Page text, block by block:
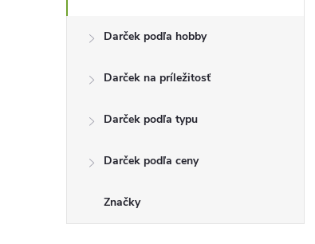
n
Darček podľa hobby
Darček na príležitosť
Darček podľa typu
Darček podľa ceny
Značky